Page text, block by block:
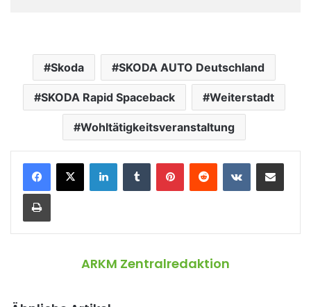
Skoda SKODA AUTO Deutschland
SKODA Rapid Spaceback Weiterstadt
Wohltätigkeitsveranstaltung
ARKM Zentralredaktion